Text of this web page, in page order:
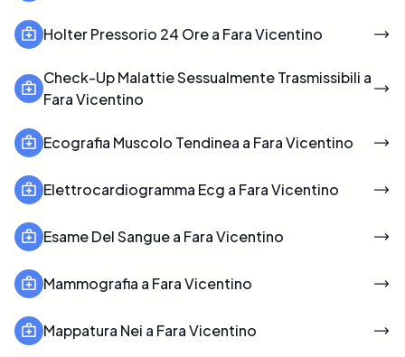
Holter Pressorio 24 Ore a Fara Vicentino
Check-Up Malattie Sessualmente Trasmissibili a
Fara Vicentino
Ecografia Muscolo Tendinea a Fara Vicentino
Elettrocardiogramma Ecg a Fara Vicentino
Esame Del Sangue a Fara Vicentino
Mammografia a Fara Vicentino
Mappatura Nei a Fara Vicentino